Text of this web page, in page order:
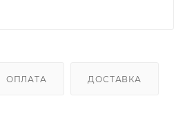
ОПЛАТА ДОСТАВКА